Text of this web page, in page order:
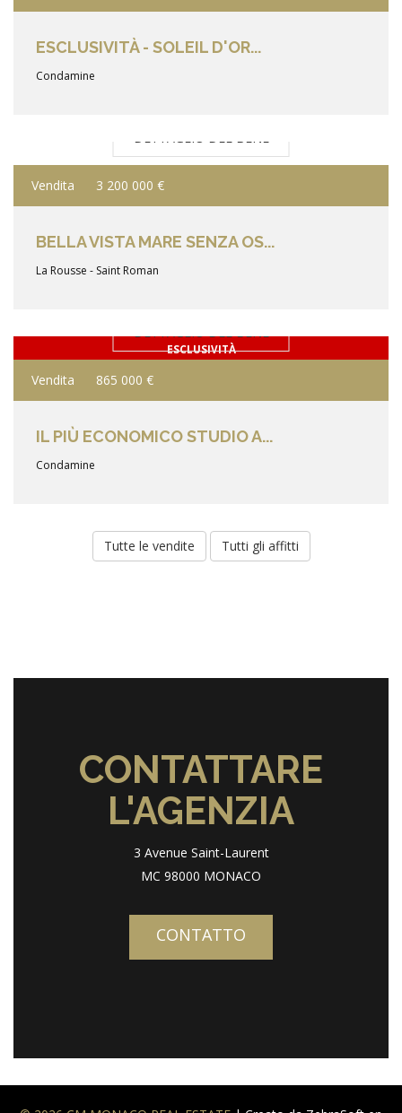
ESCLUSIVITÀ - SOLEIL D'OR...
Condamine
DETTAGLIO DEL BENE
Vendita 3 200 000 €
BELLA VISTA MARE SENZA OS...
La Rousse - Saint Roman
ESCLUSIVITÀ
DETTAGLIO DEL BENE
Vendita 865 000 €
IL PIÙ ECONOMICO STUDIO A...
Condamine
Tutte le vendite Tutti gli affitti
CONTATTARE
L'AGENZIA
3 Avenue Saint-Laurent
MC 98000 MONACO
CONTATTO